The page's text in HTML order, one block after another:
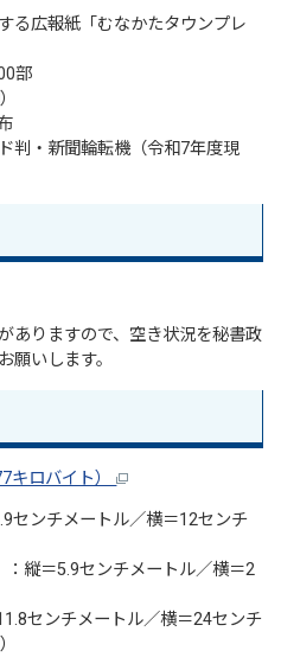
る広報紙「むなかたタウンプレ
部
判・新聞輪転機（令和7年度現
ありますので、空き状況を秘書政
願いします。
キロバイト）
センチメートル／横＝12センチ
縦＝5.9センチメートル／横＝2
センチメートル／横＝24センチ